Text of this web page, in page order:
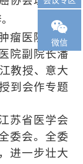
瘤医院副院
院副院长潘
教授、意大
到会作专题
苏省医学会
委会。全委
进一步壮大

微信